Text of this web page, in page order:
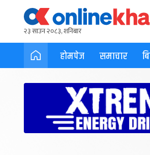
२३ साउन २०८३, शनिबार
होमपेज समाचार